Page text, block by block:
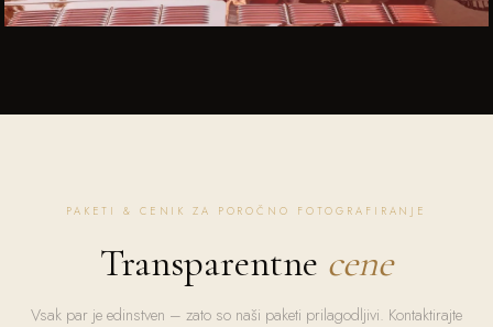
PAKETI & CENIK ZA POROČNO FOTOGRAFIRANJE
Transparentne cene
Vsak par je edinstven – zato so naši paketi prilagodljivi. Kontaktirajte